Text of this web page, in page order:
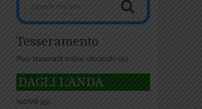
Tesseramento
Puoi tesserarti online cliccando qui
DAGLI L'ANDA
Iscriviti qui